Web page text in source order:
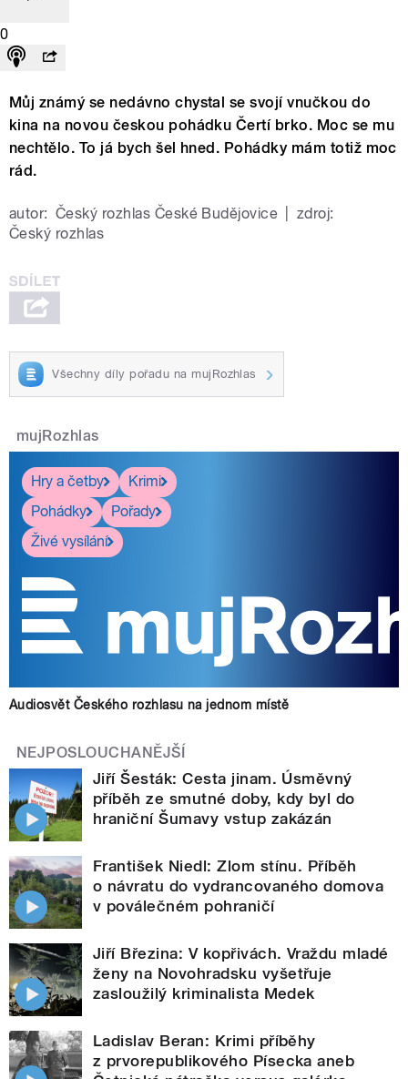
0
Můj známý se nedávno chystal se svojí vnučkou do
kina na novou českou pohádku Čertí brko. Moc se mu
nechtělo. To já bych šel hned. Pohádky mám totiž moc
rád.
autor: Český rozhlas České Budějovice
zdroj:
Český rozhlas
Všechny díly pořadu na mujRozhlas
mujRozhlas
Hry a četby
Krimi
Pohádky
Pořady
Živé vysílání
Audiosvět Českého rozhlasu na jednom místě
NEJPOSLOUCHANĚJŠÍ
Jiří Šesták: Cesta jinam. Úsměvný
příběh ze smutné doby, kdy byl do
hraniční Šumavy vstup zakázán
František Niedl: Zlom stínu. Příběh
o návratu do vydrancovaného domova
v poválečném pohraničí
Jiří Březina: V kopřivách. Vraždu mladé
ženy na Novohradsku vyšetřuje
zasloužilý kriminalista Medek
Ladislav Beran: Krimi příběhy
z prvorepublikového Písecka aneb